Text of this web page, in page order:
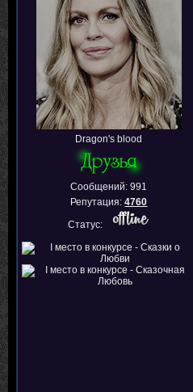
Dragon's blood
Сообщений:991
Репутация:4760
Статус: